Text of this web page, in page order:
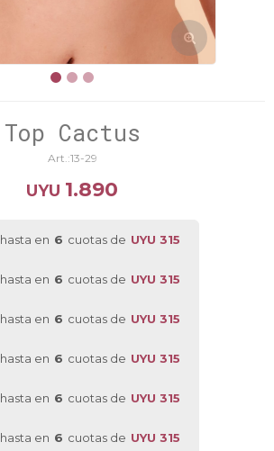
Top Cactus
13-29
UYU 1.890
hasta en 6 cuotas de UYU 315
hasta en 6 cuotas de UYU 315
hasta en 6 cuotas de UYU 315
hasta en 6 cuotas de UYU 315
hasta en 6 cuotas de UYU 315
hasta en 6 cuotas de UYU 315